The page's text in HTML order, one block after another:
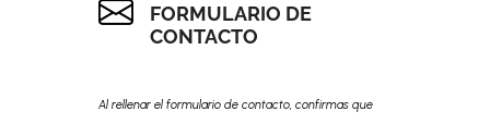
FORMULARIO DE
CONTACTO
Al rellenar el formulario de contacto, confirmas que